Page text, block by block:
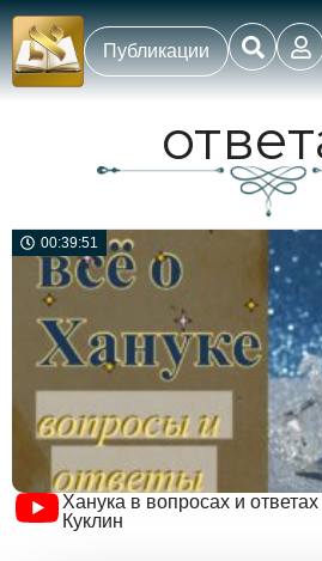
Публикации
00:39:51
Ханука в вопросах и
Куклин